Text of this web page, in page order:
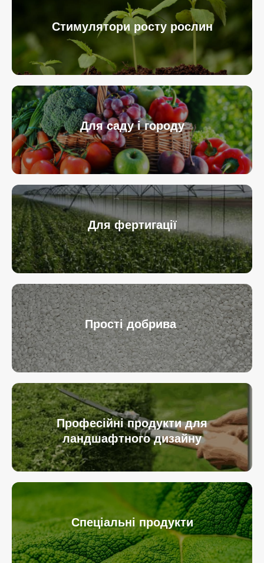
Стимулятори росту рослин
Для саду і городу
Для фертигації
Прості добрива
Професійні продукти для
ландшафтного дизайну
Спеціальні продукти